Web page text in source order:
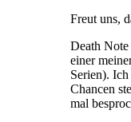
Freut uns,
Death
einer
Serien).
Chancen
mal